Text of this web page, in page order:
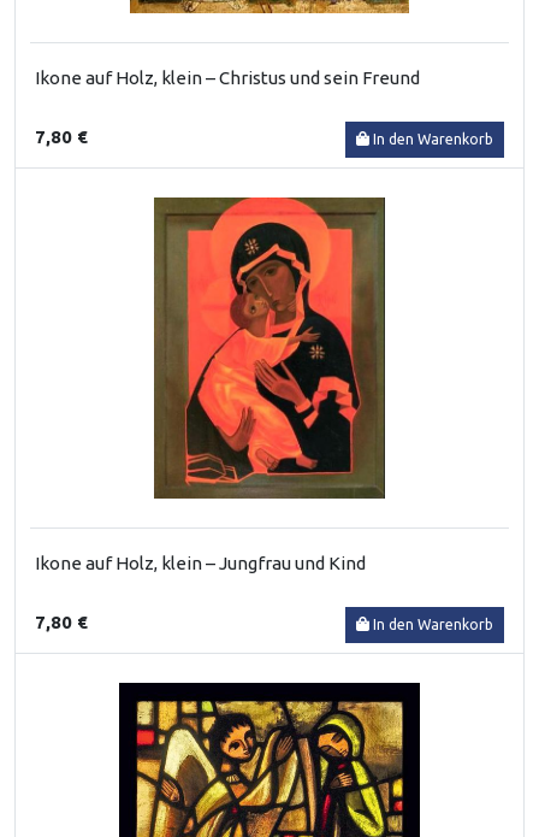
Ikone auf Holz, klein – Christus und sein Freund
7,80 € In den Warenkorb
Ikone auf Holz, klein – Jungfrau und Kind
7,80 € In den Warenkorb